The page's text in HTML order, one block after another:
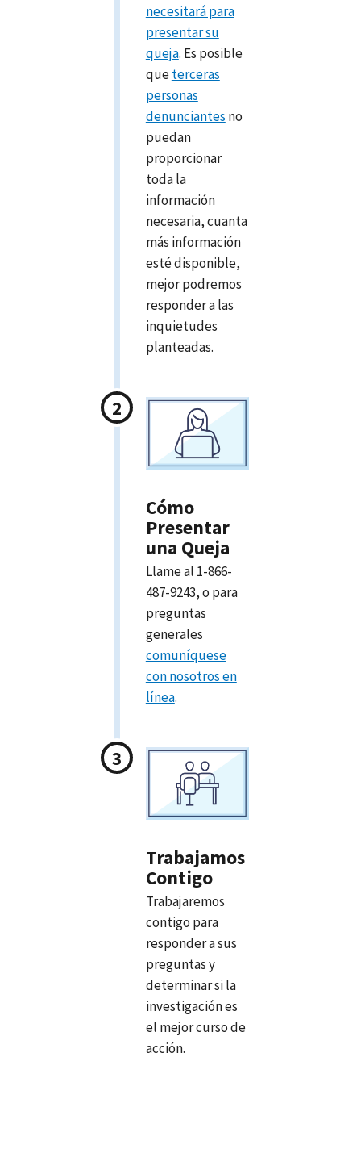
necesitará para
presentar su
queja. Es posible
queterceras
personas
denunciantes no
puedan
proporcionar
toda la
información
necesaria, cuanta
más información
esté disponible,
mejor podremos
responder a las
inquietudes
planteadas.
Cómo
Presentar
una Queja
Llame al 1-866-
487-9243, o para
preguntas
generales
comuníquese
con nosotros en
línea.
Trabajamos
Contigo
Trabajaremos
contigo para
responder a sus
preguntas y
determinar si la
investigación es
el mejor curso de
acción.